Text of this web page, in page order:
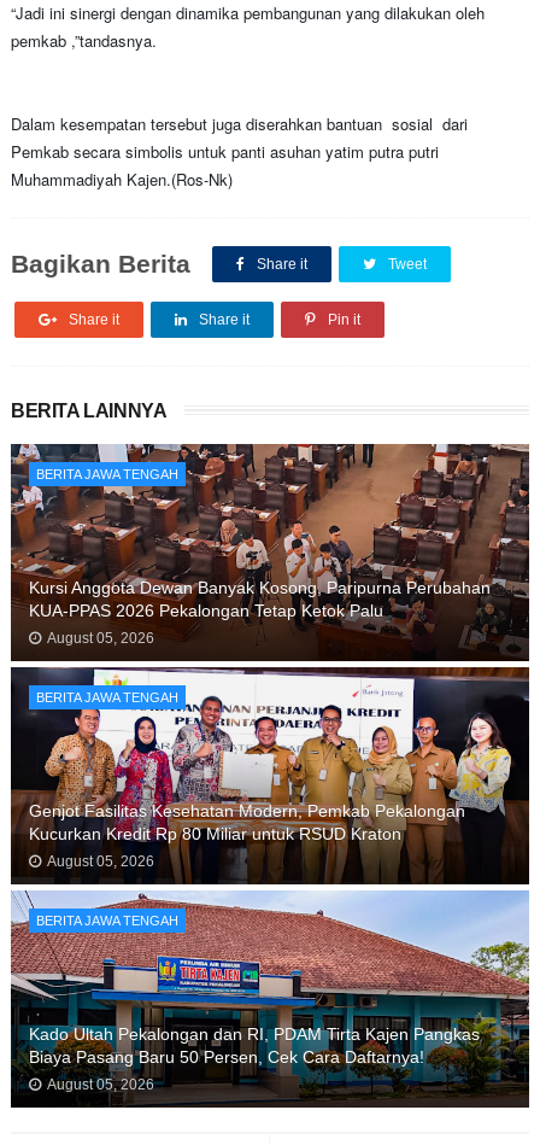
“Jadi ini sinergi dengan dinamika pembangunan yang dilakukan oleh
pemkab ,”tandasnya.
Dalam kesempatan tersebut juga diserahkan bantuan sosial dari
Pemkab secara simbolis untuk panti asuhan yatim putra putri
Muhammadiyah Kajen.(Ros-Nk)
Bagikan Berita Share it Tweet
Share it Share it Pin it
BERITA LAINNYA
BERITA JAWA TENGAH
Kursi Anggota Dewan Banyak Kosong, Paripurna Perubahan
KUA-PPAS 2026 Pekalongan Tetap Ketok Palu
August 05, 2026
BERITA JAWA TENGAH
Genjot Fasilitas Kesehatan Modern, Pemkab Pekalongan
Kucurkan Kredit Rp 80 Miliar untuk RSUD Kraton
August 05, 2026
BERITA JAWA TENGAH
Kado Ultah Pekalongan dan RI, PDAM Tirta Kajen Pangkas
Biaya Pasang Baru 50 Persen, Cek Cara Daftarnya!
August 05, 2026